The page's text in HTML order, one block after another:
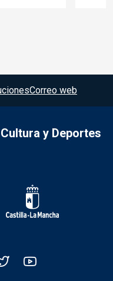
Correo web
y Deportes